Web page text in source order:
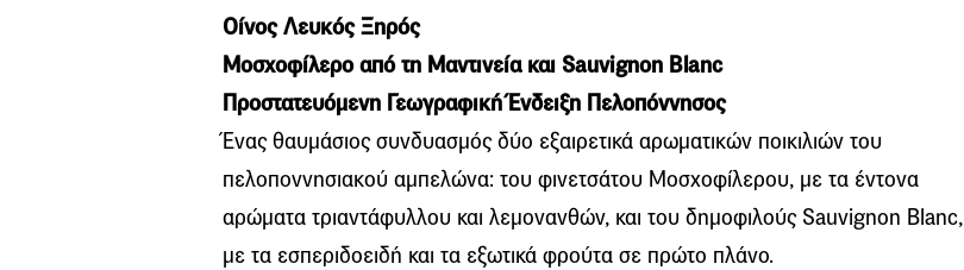
Οίνος Λευκός Ξηρός
Μοσχοφίλερο από τη Μαντινεία και Sauvignon Blanc
Προστατευόμενη Γεωγραφική Ένδειξη Πελοπόννησος
Ένας θαυμάσιος συνδυασμός δύο εξαιρετικά αρωματικών ποικιλιών του
πελοποννησιακού αμπελώνα: του φινετσάτου Μοσχοφίλερου, µε τα έντονα
αρώµατα τριαντάφυλλου και λεµονανθών, και του δημοφιλούς Sauvignon Blanc,
µε τα εσπεριδοειδή και τα εξωτικά φρούτα σε πρώτο πλάνο.